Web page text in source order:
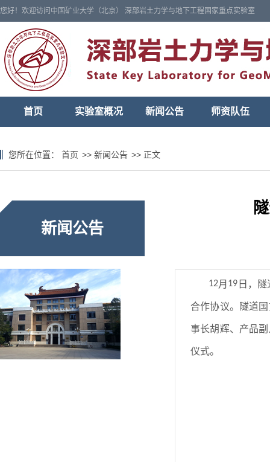
您好！欢迎访问中国矿业大学（北京） 深部岩土力学与地下工程国家重点实验室
首页 实验室概况 新闻公告 师资队伍
您所在位置： 首页 >> 新闻公告 >> 正文
新闻公告
12月 19 日，
合作协议。隧道
事长胡辉、产品
仪式。